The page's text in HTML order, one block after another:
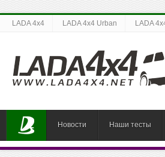
LADA 4x4 LADA 4x4 Urban LADA
Новости Наши тесты